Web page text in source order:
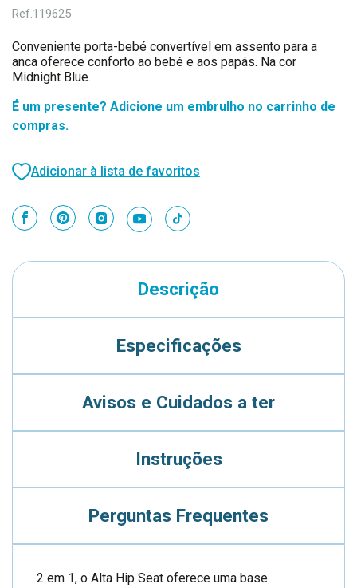
Ref.119625
Conveniente porta-bebé convertível em assento para a
anca oferece conforto ao bebé e aos papás. Na cor
Midnight Blue.
É um presente? Adicione um embrulho no carrinho de
compras.
Adicionar à lista de favoritos
Descrição
Especificações
Avisos e Cuidados a ter
Instruções
Perguntas Frequentes
2 em 1, o Alta Hip Seat oferece uma base